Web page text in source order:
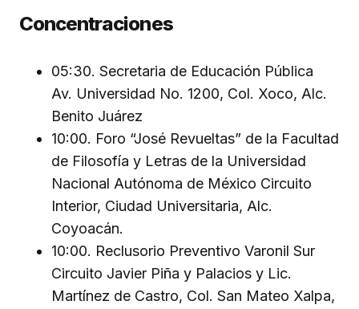
Concentraciones
05:30. Secretaria de Educación Pública
Av. Universidad No. 1200, Col. Xoco, Alc.
Benito Juárez
10:00. Foro “José Revueltas” de la Facultad
de Filosofía y Letras de la Universidad
Nacional Autónoma de México Circuito
Interior, Ciudad Universitaria, Alc.
Coyoacán.
10:00. Reclusorio Preventivo Varonil Sur
Circuito Javier Piña y Palacios y Lic.
Martínez de Castro, Col. San Mateo Xalpa,